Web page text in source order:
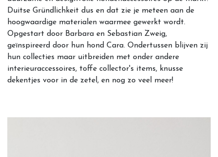
Duitse Gründlichkeit dus en dat zie je meteen aan de
hoogwaardige materialen waarmee gewerkt wordt.
Opgestart door Barbara en Sebastian Zweig,
geïnspireerd door hun hond Cara. Ondertussen blijven zij
hun collecties maar uitbreiden met onder andere
interieuraccessoires, toffe collector's items, knusse
dekentjes voor in de zetel, en nog zo veel meer!